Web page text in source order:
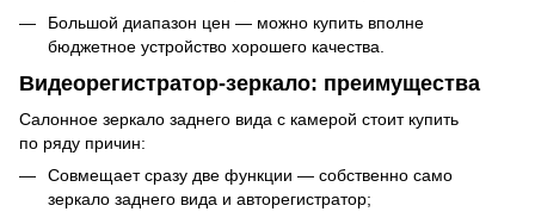
Большой диапазон цен — можно купить вполне
бюджетное устройство хорошего качества.
Видеорегистратор-зеркало: преимущества
Салонное зеркало заднего вида с камерой стоит купить
по ряду причин:
Совмещает сразу две функции — собственно само
зеркало заднего вида и авторегистратор;